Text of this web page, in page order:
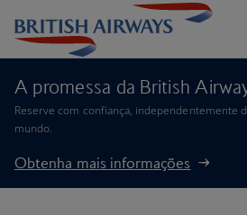
A promessa da British
Reserve com confiança, independentemente
mundo.
Obtenha mais informações